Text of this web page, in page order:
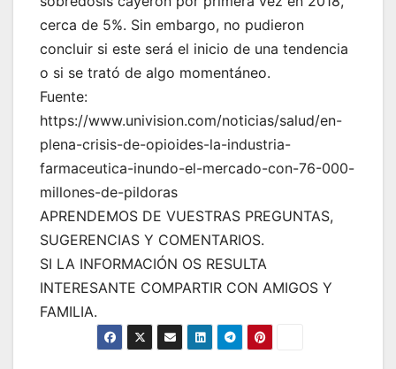
cerca de 5%. Sin embargo, no pudieron
concluir si este será el inicio de una tendencia
o si se trató de algo momentáneo.
Fuente:
https://www.univision.com/noticias/salud/en-
plena-crisis-de-opioides-la-industria-
farmaceutica-inundo-el-mercado-con-76-000-
millones-de-pildoras
APRENDEMOS DE VUESTRAS PREGUNTAS,
SUGERENCIAS Y COMENTARIOS.
SI LA INFORMACIÓN OS RESULTA
INTERESANTE COMPARTIR CON AMIGOS Y
FAMILIA.